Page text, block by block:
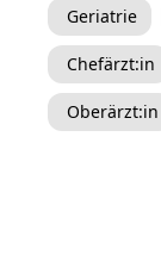
Geriatrie
Chefärzt:in
Oberärzt:in